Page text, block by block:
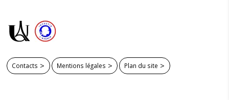
Contacts Mentions légales Plan du site